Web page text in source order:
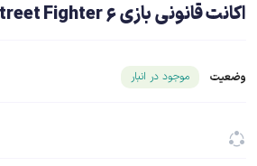
اکانت قانونی بازی Street Fighter 6 ظرفیت2-Ps4
وضعیت موجود در انبارشناسه محصول ۲۳۱۸۹